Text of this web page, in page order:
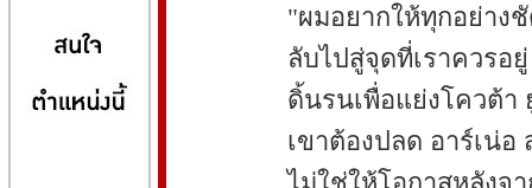
"ผมอยากให้ทุกอย่างชั
ลับไปสู่จุดที่เราควรอ
ดิ้นรนเพื่อแย่งโควต้า
เขาต้องปลด อาร์เน่